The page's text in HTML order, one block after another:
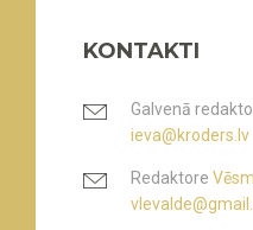
KONTAKTI
Galvenā
ieva@kroders.lv
Redaktore